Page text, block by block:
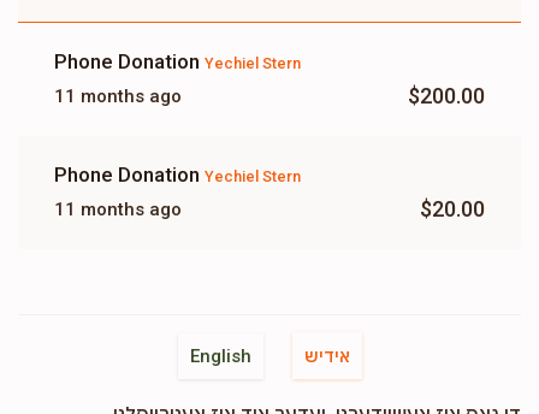
Phone Donation Yechiel Stern
11 months ago $200.00
Phone Donation Yechiel Stern
11 months ago $20.00
English אידיש